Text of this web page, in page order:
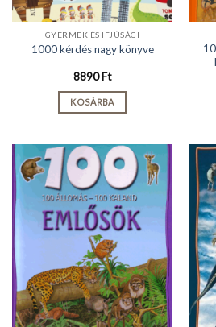
GYERMEK ÉS IFJÚSÁGI
1000 kérdés nagy könyve
8890Ft
KOSÁRBA